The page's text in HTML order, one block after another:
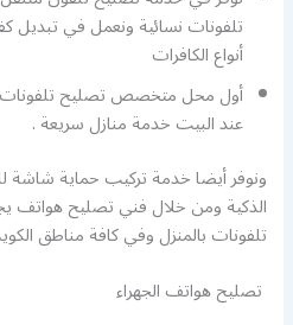
تلفونات نسائية ونعمل في تبديل
أنواع الكافرات
أول محل متخصص تصليح تلفونات
عند البيت خدمة منازل سريعة .
ونوفر أيضا خدمة تركيب حماية شاشة
الذكية ومن خلال فني تصليح هواتف
تلفونات بالمنزل وفي كافة مناطق
تصليح هواتف الجهراء